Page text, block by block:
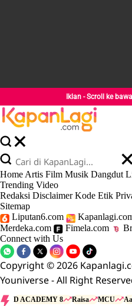
Iklan - Scroll ke
Home Artis Film Musik Dangdut
Trending Video
Redaksi Disclaimer Kode Etik
Sitemap
Liputan6.com
Merdeka.com
Fimela.com
Connect with Us
Copyright © 2026
Youniverse - All Right
D ACADEMY 8 Raisa MCU